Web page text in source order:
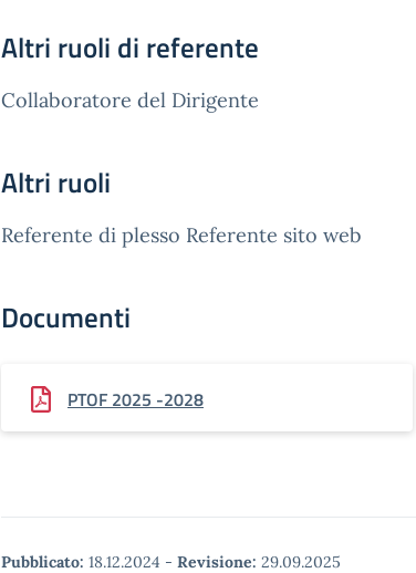
Altri ruoli di referente
Collaboratore del Dirigente
Altri ruoli
Referente di plesso Referente sito web
Documenti
PTOF 2025 -2028
Pubblicato: 18.12.2024 - Revisione: 29.09.2025